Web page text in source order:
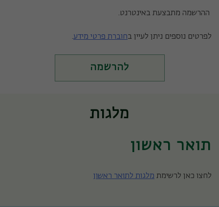
ההרשמה מתבצעת באינטרנט.
לפרטים נוספים ניתן לעיין בחוברת פרטי מידע.
להרשמה
מלגות
תואר ראשון
לחצו כאן לרשימת מלגות לתואר ראשון